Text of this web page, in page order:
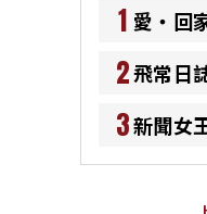
1 愛‧回
2飛常日
3新聞女